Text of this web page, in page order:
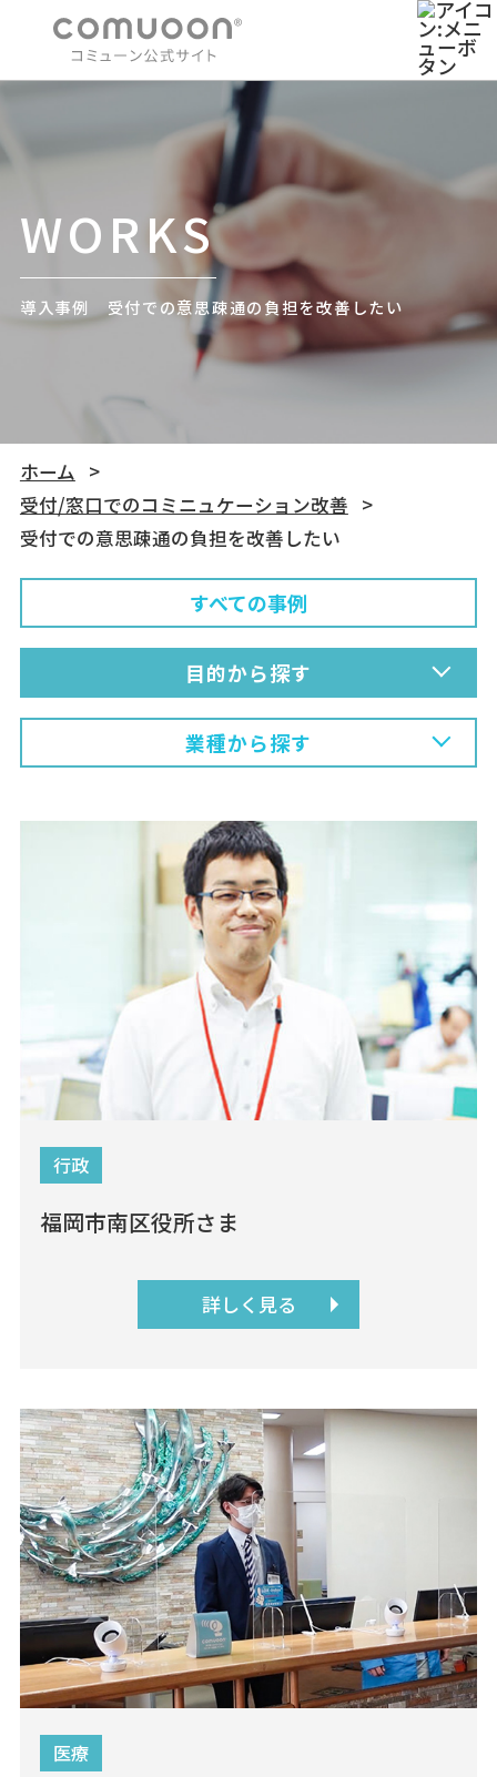
WORKS
導入事例 受付での意思疎通の負担を改善したい
ホーム
受付/窓口でのコミニュケーション改善
受付での意思疎通の負担を改善したい
すべての事例
目的から探す
業種から探す
行政
福岡市南区役所さま
詳しく見る
医療